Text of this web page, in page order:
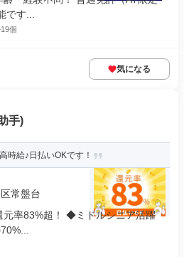
す...
個
気になる
手)
時給♪日払いOKです！
常盤台
率83%超！ ◆ミドルシニア活躍